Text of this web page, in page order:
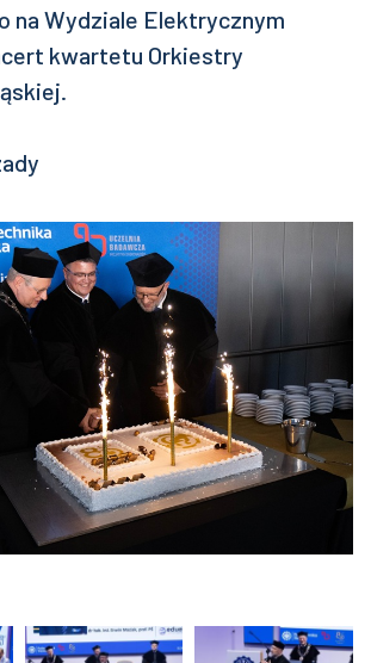
na Wydziale Elektrycznym
kwartetu Orkiestry